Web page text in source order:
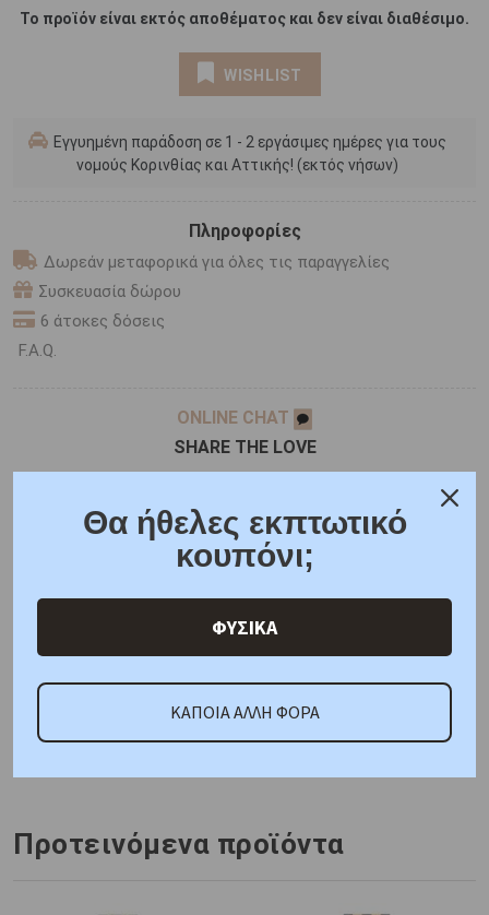
Το προϊόν είναι εκτός αποθέματος και δεν είναι διαθέσιμο.
WISHLIST
Εγγυημένη παράδοση σε 1 - 2 εργάσιμες ημέρες για τους
νομούς Κορινθίας και Αττικής! (εκτός νήσων)
Πληροφορίες
Δωρεάν μεταφορικά για όλες τις παραγγελίες
Συσκευασία δώρου
6 άτοκες δόσεις
F.A.Q.
ONLINE CHAT
SHARE THE LOVE
Χαρακτηριστικά Χαρακτηριστικά Ρολογιών
ΚΑΤΟΠΙΝ ΠΑΡΑΓΓΕΛΙΑΣ
Προτεινόμενα προϊόντα
Θα ήθελες εκπτωτικό
κουπόνι;
ΦΥΣΙΚΑ
ΚΑΠΟΙΑ ΑΛΛΗ ΦΟΡΑ